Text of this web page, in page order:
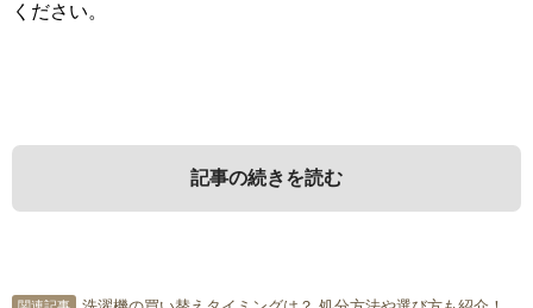
ください。
記事の続きを読む
1．キッチンマットの役割
3．キッチンマットのお手入れ方法
5．キッチンマットの必要性に関する